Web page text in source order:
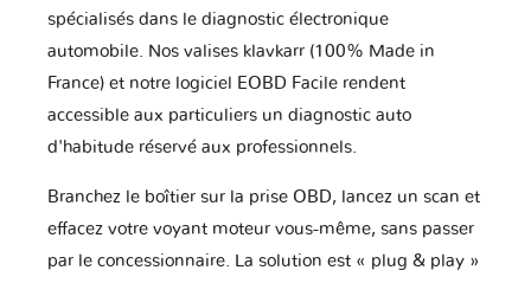
spécialisés dans le diagnostic électronique
automobile. Nos valises klavkarr (100% Made in
France) et notre logiciel EOBD Facile rendent
accessible aux particuliers un diagnostic auto
d'habitude réservé aux professionnels.
Branchez le boîtier sur la prise OBD, lancez un scan et
effacez votre voyant moteur vous-même, sans passer
par le concessionnaire. La solution est « plug & play »